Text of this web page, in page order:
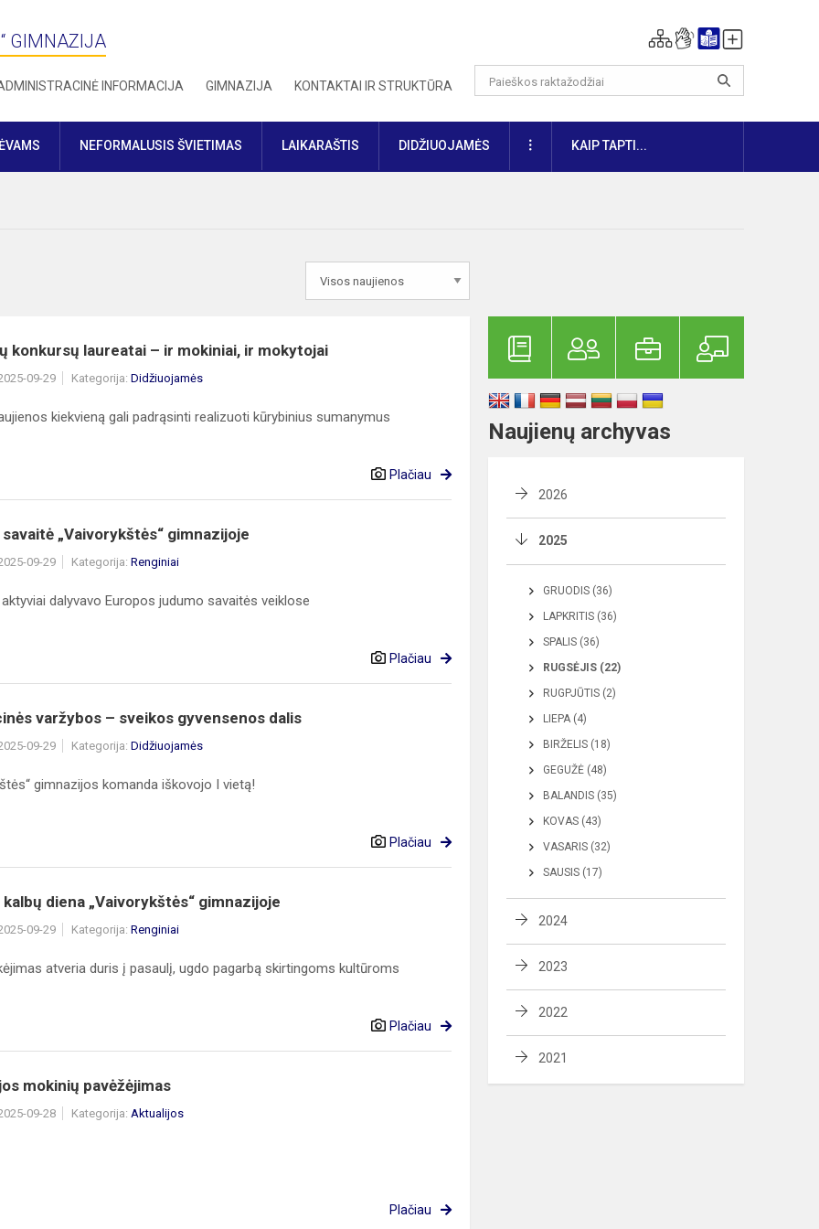
GIMNAZIJA
INFORMACIJA GIMNAZIJA KONTAKTAI IR STRUKTŪRA
NEFORMALUSIS ŠVIETIMAS LAIKARAŠTIS DIDŽIUOJAMĖS DAUGIAUKAIP TAPTI...
konkursų laureatai – ir mokiniai, ir mokytojai
09-29 Kategorija: Didžiuojamės
kiekvieną gali padrąsinti realizuoti kūrybinius sumanymus
Plačiau
„Vaivorykštės“ gimnazijoje
09-29 Kategorija: Renginiai
dalyvavo Europos judumo savaitės veiklose
Plačiau
varžybos – sveikos gyvensenos dalis
09-29 Kategorija: Didžiuojamės
gimnazijos komanda iškovojo I vietą!
Plačiau
diena „Vaivorykštės“ gimnazijoje
09-29 Kategorija: Renginiai
atveria duris į pasaulį, ugdo pagarbą skirtingoms kultūroms
Plačiau
mokinių pavėžėjimas
09-28 Kategorija: Aktualijos
Plačiau
Naujienų archyvas
2026
2025
GRUODIS (36)
LAPKRITIS (36)
SPALIS (36)
RUGSĖJIS (22)
RUGPJŪTIS (2)
LIEPA (4)
BIRŽELIS (18)
GEGUŽĖ (48)
BALANDIS (35)
KOVAS (43)
VASARIS (32)
SAUSIS (17)
2024
2023
2022
2021